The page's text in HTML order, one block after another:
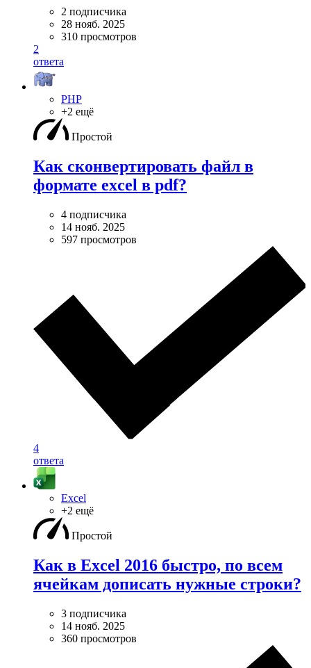
2 подписчика
28 нояб. 2025
310 просмотров
2
ответа
PHP
+2 ещё
Простой
Как сконвертировать файл в
формате excel в pdf?
4 подписчика
14 нояб. 2025
597 просмотров
4
ответа
Excel
+2 ещё
Простой
Как в Excel 2016 быстро, по всем
ячейкам дописать нужные строки?
3 подписчика
14 нояб. 2025
360 просмотров